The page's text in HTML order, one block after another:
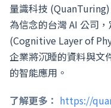
量識科技 (QuanTuring)
為信念的台灣 AI 公司
(Cognitive Layer of
企業將沉睡的資料與文
的智能應用。
了解更多： https://